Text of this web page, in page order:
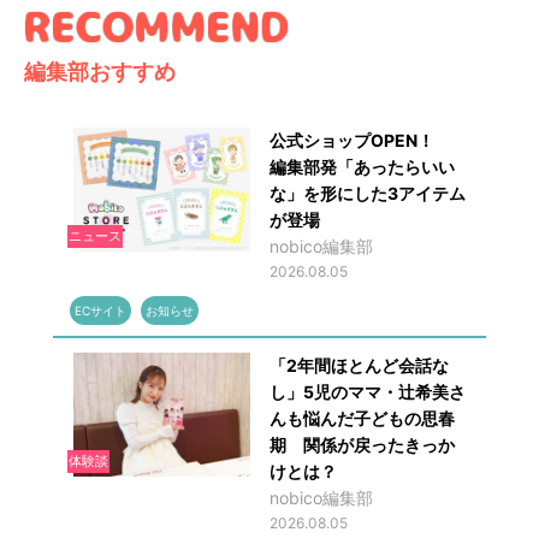
編集部おすすめ
ニュース
公式ショップOPEN！
編集部発「あったらいい
な」を形にした3アイテム
が登場
nobico編集部
2026.08.05
ECサイト お知らせ
体験談
「2年間ほとんど会話な
し」5児のママ・辻希美さ
んも悩んだ子どもの思春
期 関係が戻ったきっか
けとは？
nobico編集部
2026.08.05